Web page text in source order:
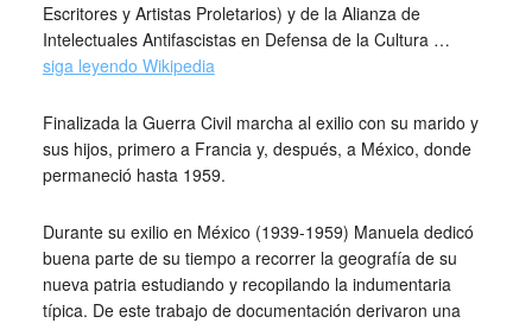
Escritores y Artistas Proletarios) y de la Alianza de
Intelectuales Antifascistas en Defensa de la Cultura …
siga leyendo Wikipedia
Finalizada la Guerra Civil marcha al exilio con su marido y
sus hijos, primero a Francia y, después, a México, donde
permaneció hasta 1959.
Durante su exilio en México (1939-1959) Manuela dedicó
buena parte de su tiempo a recorrer la geografía de su
nueva patria estudiando y recopilando la indumentaria
típica. De este trabajo de documentación derivaron una